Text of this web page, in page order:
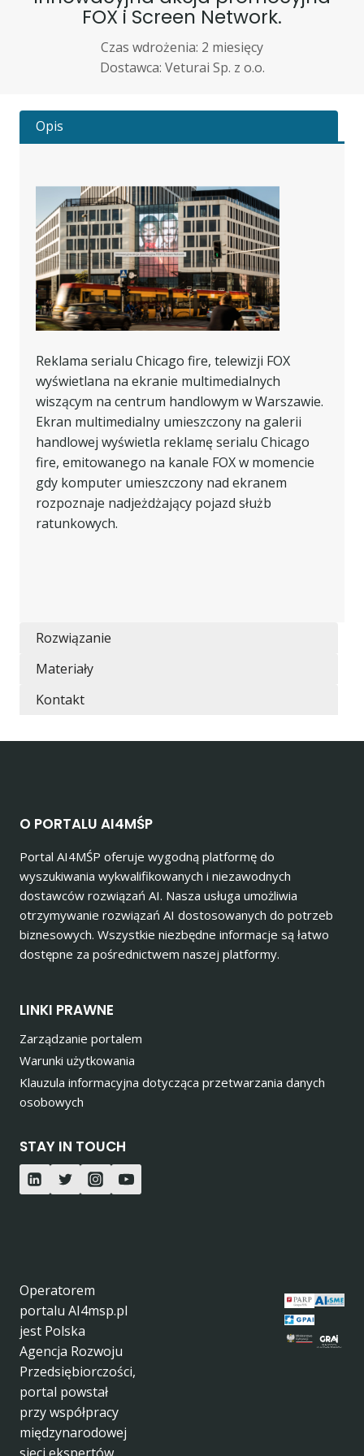
FOX i Screen Network.
Czas wdrożenia: 2 miesięcy
Dostawca: Veturai Sp. z o.o.
Opis
Reklama serialu Chicago fire, telewizji FOX
wyświetlana na ekranie multimedialnych
wiszącym na centrum handlowym w Warszawie.
Ekran multimedialny umieszczony na galerii
handlowej wyświetla reklamę serialu Chicago
fire, emitowanego na kanale FOX w momencie
gdy komputer umieszczony nad ekranem
rozpoznaje nadjeżdżający pojazd służb
ratunkowych.
Rozwiązanie
Materiały
Kontakt
O PORTALU AI4MŚP
Portal AI4MŚP oferuje wygodną platformę do
wyszukiwania wykwalifikowanych i niezawodnych
dostawców rozwiązań AI. Nasza usługa umożliwia
otrzymywanie rozwiązań AI dostosowanych do potrzeb
biznesowych. Wszystkie niezbędne informacje są łatwo
dostępne za pośrednictwem naszej platformy.
LINKI PRAWNE
Zarządzanie portalem
Warunki użytkowania
Klauzula informacyjna dotycząca przetwarzania danych
osobowych
STAY IN TOUCH
Operatorem
portalu AI4msp.pl
jest Polska
Agencja Rozwoju
Przedsiębiorczości,
portal powstał
przy współpracy
międzynarodowej